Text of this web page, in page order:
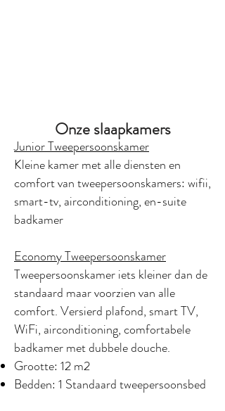
Onze slaapkamers
Junior Tweepersoonskamer
Kleine kamer met alle diensten en
comfort van tweepersoonskamers: wifii,
smart-tv, airconditioning, en-suite
badkamer
Economy Tweepersoonskamer
Tweepersoonskamer iets kleiner dan de
standaard maar voorzien van alle
comfort. Versierd plafond, smart TV,
WiFi, airconditioning, comfortabele
badkamer met dubbele douche.
Grootte: 12 m2
Bedden: 1 Standaard tweepersoonsbed